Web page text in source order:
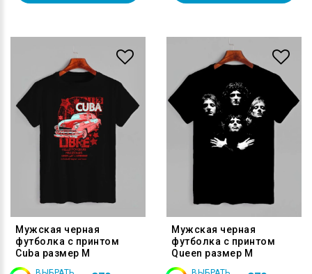
Мужская черная
футболка с принтом
Cuba размер M
Мужская черная
футболка с принтом
Queen размер M